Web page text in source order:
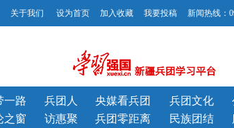
关于我们 设为首页 加入收藏 我要投稿 新闻热线：
一路 兵团人
央媒看兵团
之窗
访惠聚 兵团零距离
兵团文化
民族团结